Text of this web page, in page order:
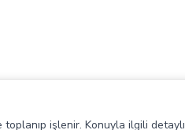
işlenir. Konuyla ilgili detaylı